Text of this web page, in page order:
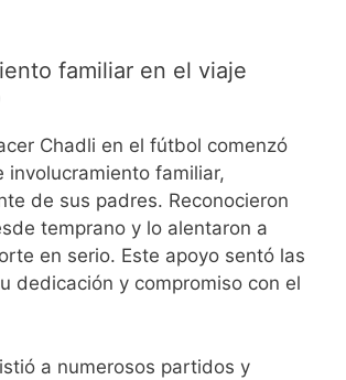
familiar en el viaje
Chadli en el fútbol comenzó
involucramiento familiar,
de sus padres. Reconocieron
temprano y lo alentaron a
en serio. Este apoyo sentó las
dedicación y compromiso con el
a numerosos partidos y